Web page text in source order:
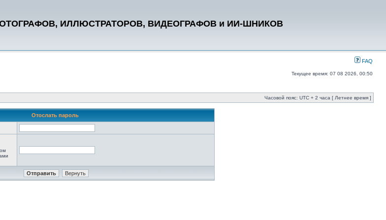
ИЛЛЮСТРАТОРОВ, ВИДЕОГРАФОВ и ИИ-ШНИКОВ
FAQ
Текущее время: 07 08 2026, 00:50
Часовой пояс: UTC + 2 часа [ Летнее время ]
Отослать пароль